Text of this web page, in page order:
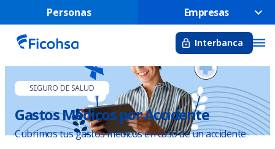
Personas Empresas
Interbanca
SEGURO DE SALUD
Gastos Médicos por Accidente
Cubrimos tus gastos médicos en caso de un accidente